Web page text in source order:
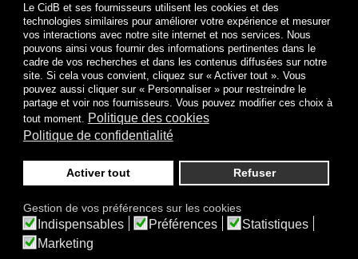
Le CidB et ses fournisseurs utilisent les cookies et des
technologies similaires pour améliorer votre expérience et mesurer
vos interactions avec notre site internet et nos services. Nous
pouvons ainsi vous fournir des informations pertinentes dans le
cadre de vos recherches et dans les contenus diffusées sur notre
site. Si cela vous convient, cliquez sur « Activer tout ». Vous
pouvez aussi cliquer sur « Personnaliser » pour restreindre le
partage et voir nos fournisseurs. Vous pouvez modifier ces choix à
tout moment. Politique des cookies
Politique de confidentialité
Activer tout Refuser
Gestion de vos préférences sur les cookies
Indispensables Préférences
Statistiques
Marketing
J’ai lu et j’accepte lesTermes et conditionset la
Politique de confidentialité
Je m'abonne
© 2009-2026 CidB. Tous droits réservés.